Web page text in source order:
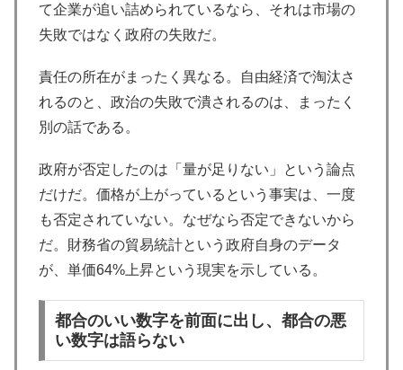
て企業が追い詰められているなら、それは市場の
失敗ではなく政府の失敗だ。
責任の所在がまったく異なる。自由経済で淘汰さ
れるのと、政治の失敗で潰されるのは、まったく
別の話である。
政府が否定したのは「量が足りない」という論点
だけだ。価格が上がっているという事実は、一度
も否定されていない。なぜなら否定できないから
だ。財務省の貿易統計という政府自身のデータ
が、単価64%上昇という現実を示している。
都合のいい数字を前面に出し、都合の悪
い数字は語らない